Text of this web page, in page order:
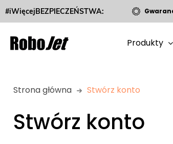
#iWięcejBEZPIECZEŃSTWA:
Produkty
Strona główna Stwórz konto
Stwórz konto